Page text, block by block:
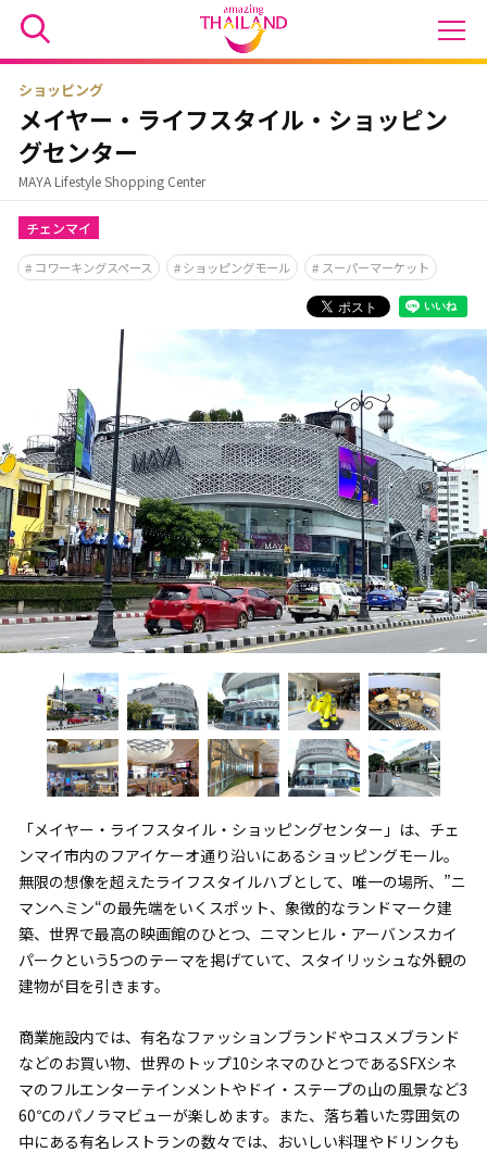
ショッピング
メイヤー・ライフスタイル・ショッピン
グセンター
MAYA Lifestyle Shopping Center
チェンマイ
コワーキングスペース ショッピングモール スーパーマーケット
「メイヤー・ライフスタイル・ショッピングセンター」は、チェ
ンマイ市内のフアイケーオ通り沿いにあるショッピングモール。
無限の想像を超えたライフスタイルハブとして、唯一の場所、”ニ
マンへミン“の最先端をいくスポット、象徴的なランドマーク建
築、世界で最高の映画館のひとつ、ニマンヒル・アーバンスカイ
パークという5つのテーマを掲げていて、スタイリッシュな外観の
建物が目を引きます。
商業施設内では、有名なファッションブランドやコスメブランド
などのお買い物、世界のトップ10シネマのひとつであるSFXシネ
マのフルエンターテインメントやドイ・ステープの山の風景など3
60℃のパノラマビューが楽しめます。また、落ち着いた雰囲気の
中にある有名レストランの数々では、おいしい料理やドリンクも